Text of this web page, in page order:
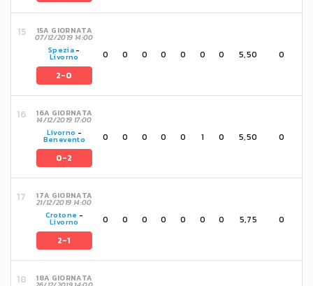
15A GIORNATA
07/12/2019 14:00
Spezia -
Livorno
2-0
0 0 0 0 0 0 0 5,50 0
16A GIORNATA
14/12/2019 17:00
Livorno -
Benevento
0-2
0 0 0 0 0 1 0 5,50 0
17A GIORNATA
21/12/2019 14:00
Crotone -
Livorno
2-1
0 0 0 0 0 0 0 5,75 0
18A GIORNATA